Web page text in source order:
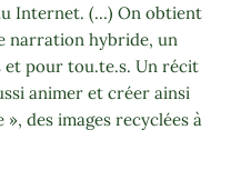
Internet. (…) On obtient
narration hybride, un
et pour tou.te.s. Un récit
animer et créer ainsi
des images recyclées à